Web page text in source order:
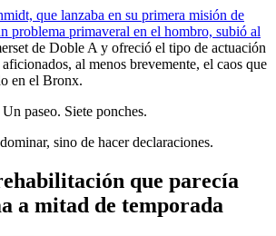
que lanzaba en su primera misión de
problema primaveral en el hombro, subió al
de Doble A y ofreció el tipo de actuación
al menos brevemente, el caos que
en el Bronx.
paseo. Siete ponches.
sino de hacer declaraciones.
que parecía
a mitad de temporada